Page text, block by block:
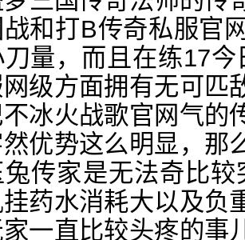
和打B传奇私服官
量，而且在练17
级方面拥有无可匹
冰火战歌官网气的
优势这么明显，那
传家是无法奇比较
药水消耗大以及负
一直比较头疼的事